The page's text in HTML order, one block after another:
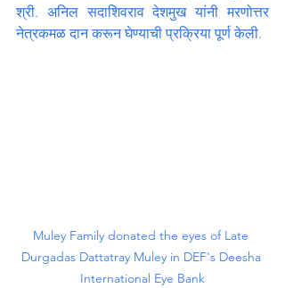
श्री. अनिल सदाशिवराव देशमुख यांनी मरणोत्तर
नेत्रकमळ दान करून घेण्याची प्रक्रिया पूर्ण केली.
Muley Family donated the eyes of Late
Durgadas Dattatray Muley in DEF's Deesha
International Eye Bank